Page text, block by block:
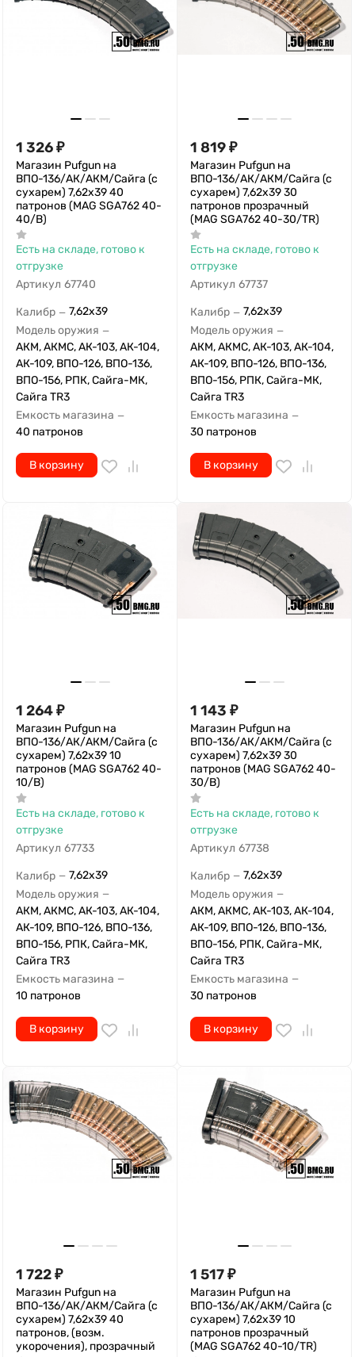
1 326₽
Магазин Pufgun на
ВПО-136/АК/АКМ/Сайга (с
сухарем) 7,62х39 40
патронов (MAG SGA762 40-
40/B)
Есть на складе, готово к
отгрузке
Артикул 67740
Калибр — 7,62x39
Модель оружия —
АКМ, АКМС, АК-103, АК-104,
АК-109, ВПО-126, ВПО-136,
ВПО-156, РПК, Сайга-МК,
Сайга TR3
Емкость магазина —
40 патронов
В корзину
1 819₽
Магазин Pufgun на
ВПО-136/АК/АКМ/Сайга (с
сухарем) 7,62х39 30
патронов прозрачный
(MAG SGA762 40-30/TR)
Есть на складе, готово к
отгрузке
Артикул 67737
Калибр — 7,62x39
Модель оружия —
АКМ, АКМС, АК-103, АК-104,
АК-109, ВПО-126, ВПО-136,
ВПО-156, РПК, Сайга-МК,
Сайга TR3
Емкость магазина —
30 патронов
В корзину
1 264₽
Магазин Pufgun на
ВПО-136/АК/АКМ/Сайга (с
сухарем) 7,62х39 10
патронов (MAG SGA762 40-
10/B)
Есть на складе, готово к
отгрузке
Артикул 67733
Калибр — 7,62x39
Модель оружия —
АКМ, АКМС, АК-103, АК-104,
АК-109, ВПО-126, ВПО-136,
ВПО-156, РПК, Сайга-МК,
Сайга TR3
Емкость магазина —
10 патронов
В корзину
1 143 ₽
Магазин Pufgun на
ВПО-136/АК/АКМ/Сайга (с
сухарем) 7,62х39 30
патронов (MAG SGA762 40-
30/B)
Есть на складе, готово к
отгрузке
Артикул 67738
Калибр — 7,62x39
Модель оружия —
АКМ, АКМС, АК-103, АК-104,
АК-109, ВПО-126, ВПО-136,
ВПО-156, РПК, Сайга-МК,
Сайга TR3
Емкость магазина —
30 патронов
В корзину
1 722₽
Магазин Pufgun на
ВПО-136/АК/АКМ/Сайга (с
сухарем) 7,62х39 40
патронов, (возм.
укорочения), прозрачный
1 517₽
Магазин Pufgun на
ВПО-136/АК/АКМ/Сайга (с
сухарем) 7,62х39 10
патронов прозрачный
(MAG SGA762 40-10/TR)